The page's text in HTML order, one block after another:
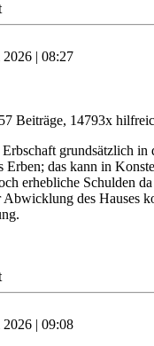
| 08:27
Beiträge, 14793x
grundsätzlich in
Erben; das kann in
erhebliche Schulden
Abwicklung des Hauses
| 09:08